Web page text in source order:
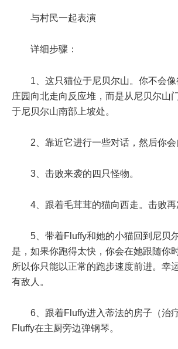
与村民一起表演
详细步骤：
1、这只猫位于尼贝尔山。你不会
庄园向北走向反应堆，而是从尼贝尔山
于尼贝尔山南部上坡处。
2、靠近它进行一些对话，然后你会
3、击败来袭的四只怪物。
4、跟着毛茸茸的猫向西走。击败再
5、带着Fluffy和她的小猫回到尼贝
是，如果你跑得太快，你会在她跟随你
所以你只能以正常的跑步速度前进。幸
有敌人。
6、跟着Fluffy进入蒂法的房子（治
Fluffy在主厨旁边弹钢琴。